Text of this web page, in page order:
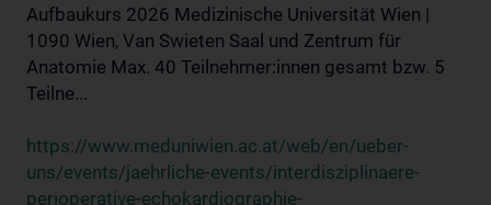
Aufbaukurs 2026 Medizinische Universität Wien |
1090 Wien, Van Swieten Saal und Zentrum für
Anatomie Max. 40 Teilnehmer:innen gesamt bzw. 5
Teilne...
https://www.meduniwien.ac.at/web/en/ueber-
uns/events/jaehrliche-events/interdisziplinaere-
perioperative-echokardiographie-